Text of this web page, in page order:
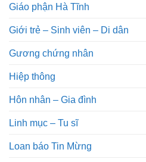
Giáo phận Hà Tĩnh
Giới trẻ – Sinh viên – Di dân
Gương chứng nhân
Hiệp thông
Hôn nhân – Gia đình
Linh mục – Tu sĩ
Loan báo Tin Mừng